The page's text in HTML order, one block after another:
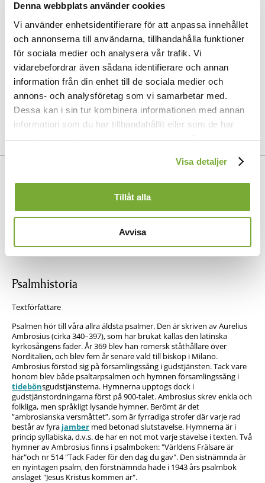
Denna webbplats använder cookies
Vi använder enhetsidentifierare för att anpassa innehållet
och annonserna till användarna, tillhandahålla funktioner
för sociala medier och analysera vår trafik. Vi
vidarebefordrar även sådana identifierare och annan
information från din enhet till de sociala medier och
annons- och analysföretag som vi samarbetar med.
Dessa kan i sin tur kombinera informationen med annan
information som du har tillhandahållit eller som de har
samlat in när du har använt deras tjänster. Du kan
-länken i nedre delen
av sidan.
Visa detaljer
Tillåt alla
Avvisa
Stor, som Faderns, är hans makt,
döden har han nederlagt,
slagit i en väldig strid
mörkrets här till evig tid.
7.
Fader, Son och Ande, bliv
hos oss med gudomligt liv.
Heliga Treenighet,
lov ske dig i evighet.
Luther 1524. Övers. Olaus Petri 1536, bearb. | Melodi:
Från 300-talet / Erfurt 1524.
Samma melodi:6
Se psalm16i finska psalmboken
Psalmhistoria
Textförfattare
Psalmen hör till våra allra äldsta psalmer. Den är skriven av Aurelius
Ambrosius (cirka 340–397), som har brukat kallas den latinska
kyrkosångens fader. År 369 blev han romersk ståthållare över
Norditalien, och blev fem år senare vald till biskop i Milano.
Ambrosius förstod sig på församlingssång i gudstjänsten. Tack vare
honom blev både psaltarpsalmen och hymnen församlingssång i
tidebönsgudstjänsterna. Hymnerna upptogs dock i
gudstjänstordningarna först på 900-talet. Ambrosius skrev enkla och
folkliga, men språkligt lysande hymner. Berömt är det
”ambrosianska versmåttet”, som är fyrradiga strofer där varje rad
består av fyra jamber med betonad slutstavelse. Hymnerna är i
princip syllabiska, d.v.s. de har en not mot varje stavelse i texten. Två
hymner av Ambrosius finns i psalmboken: "Världens Frälsare är
här"och nr 514 "Tack Fader för den dag du gav". Den sistnämnda är
en nyintagen psalm, den förstnämnda hade i 1943 års psalmbok
anslaget "Jesus Kristus kommen är".